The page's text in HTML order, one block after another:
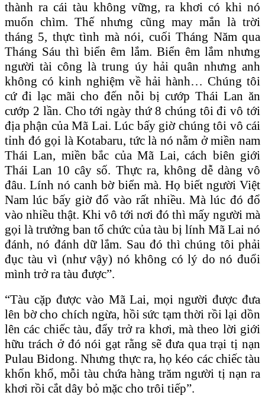
thành ra cái tàu không vững, ra khơi có khi nó
muốn chìm. Thế nhưng cũng may mắn là trời
tháng 5, thực tình mà nói, cuối Tháng Năm qua
Tháng Sáu thì biển êm lắm. Biển êm lắm nhưng
người tài công là trung úy hải quân nhưng anh
không có kinh nghiệm về hải hành… Chúng tôi
cứ đi lạc mãi cho đến nỗi bị cướp Thái Lan ăn
cướp 2 lần. Cho tới ngày thứ 8 chúng tôi đi vô tới
địa phận của Mã Lai. Lúc bấy giờ chúng tôi vô cái
tỉnh đó gọi là Kotabaru, tức là nó nằm ở miền nam
Thái Lan, miền bắc của Mã Lai, cách biên giới
Thái Lan 10 cây số. Thực ra, không dễ dàng vô
đâu. Lính nó canh bờ biển mà. Họ biết người Việt
Nam lúc bấy giờ đổ vào rất nhiều. Mà lúc đó đổ
vào nhiều thật. Khi vô tới nơi đó thì mấy người mà
gọi là trưởng ban tổ chức của tàu bị lính Mã Lai nó
đánh, nó đánh dữ lắm. Sau đó thì chúng tôi phải
đục tàu vì (như vậy) nó không có lý do nó đuổi
mình trở ra tàu được”.
“Tàu cặp được vào Mã Lai, mọi người được đưa
lên bờ cho chích ngừa, hồi sức tạm thời rồi lại dồn
lên các chiếc tàu, đẩy trở ra khơi, mà theo lời giới
hữu trách ở đó nói gạt rằng sẽ đưa qua trại tị nạn
Pulau Bidong. Nhưng thực ra, họ kéo các chiếc tàu
khốn khổ, mỗi tàu chứa hàng trăm người tị nạn ra
khơi rồi cắt dây bỏ mặc cho trôi tiếp”.